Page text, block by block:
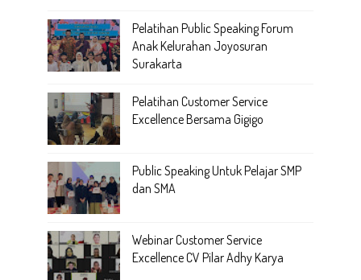
Pelatihan Public Speaking Forum
Anak Kelurahan Joyosuran
Surakarta
Pelatihan Customer Service
Excellence Bersama Gigigo
Public Speaking Untuk Pelajar SMP
dan SMA
Webinar Customer Service
Excellence CV Pilar Adhy Karya